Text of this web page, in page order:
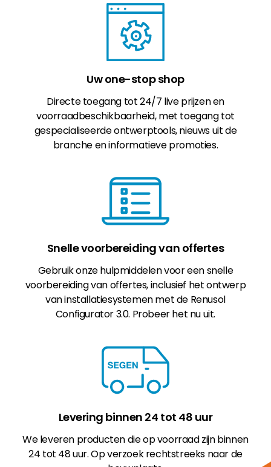
Uw one-stop shop
Directe toegang tot 24/7 live prijzen en
voorraadbeschikbaarheid, met toegang tot
gespecialiseerde ontwerptools, nieuws uit de
branche en informatieve promoties.
Snelle voorbereiding van offertes
Gebruik onze hulpmiddelen voor een snelle
voorbereiding van offertes, inclusief het ontwerp
van installatiesystemen met de Renusol
Configurator 3.0. Probeer het nu uit.
Levering binnen 24 tot 48 uur
We leveren producten die op voorraad zijn binnen
24 tot 48 uur. Op verzoek rechtstreeks naar de